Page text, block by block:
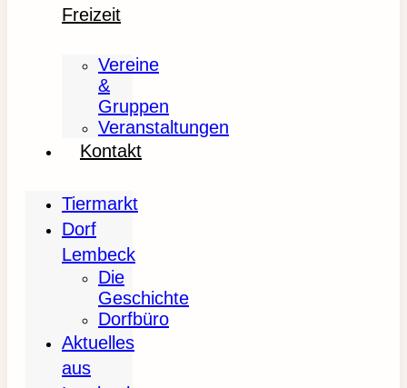
Freizeit
Vereine
&
Gruppen
Veranstaltungen
Kontakt
Tiermarkt
Dorf
Lembeck
Die
Geschichte
Dorfbüro
Aktuelles
aus